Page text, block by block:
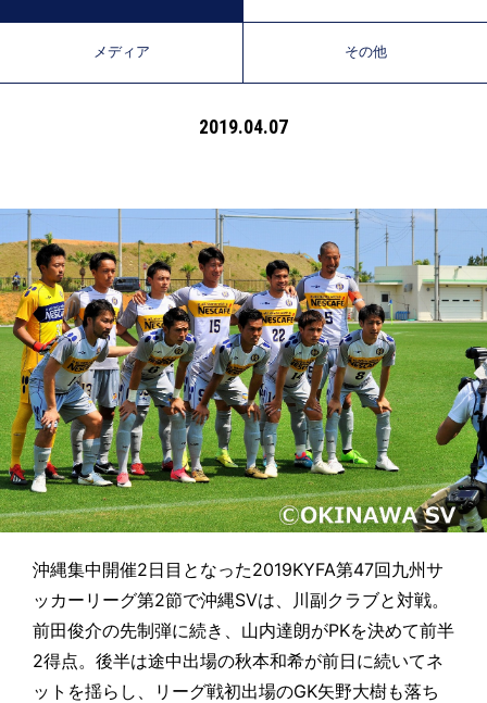
メディア その他
2019.04.07
沖縄集中開催2日目となった2019KYFA第47回九州サ
ッカーリーグ第2節で沖縄SVは、川副クラブと対戦。
前田俊介の先制弾に続き、山内達朗がPKを決めて前半
2得点。後半は途中出場の秋本和希が前日に続いてネ
ットを揺らし、リーグ戦初出場のGK矢野大樹も落ち